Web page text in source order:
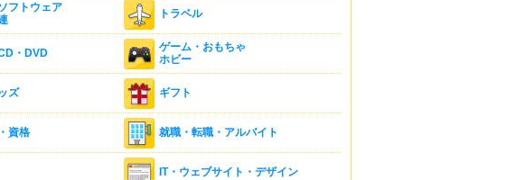
フトウェア
トラベル
・DVD
ゲーム・おもちゃ
ホビー
ズ ギフト
資格 就職・転職・アルバイト
IT・ウェブサイト・デザイン